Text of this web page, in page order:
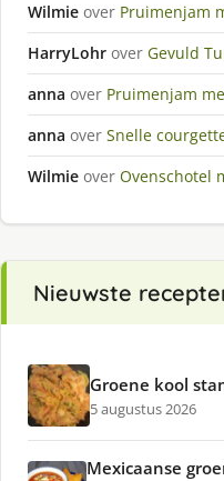
Wilmie over Pruimenjam
HarryLohr over Gevuld
anna over Pruimenjam
anna over Snelle
Wilmie over Ovenschotel
Nieuwste
Groene kool
5 augustus 2026
Mexicaanse